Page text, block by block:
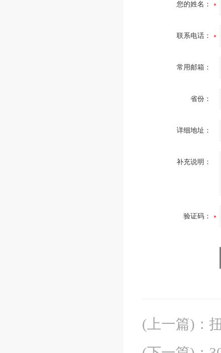
您的姓名：
联系电话：
常用邮箱：
省份：
详细地址：
补充说明：
验证码：
(上一篇) ：